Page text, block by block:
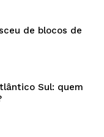
de blocos de
Sul: quem